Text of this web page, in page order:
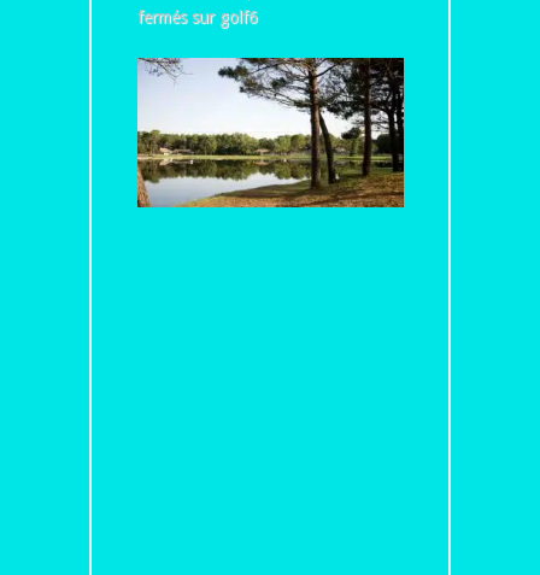
ferméssur golf6